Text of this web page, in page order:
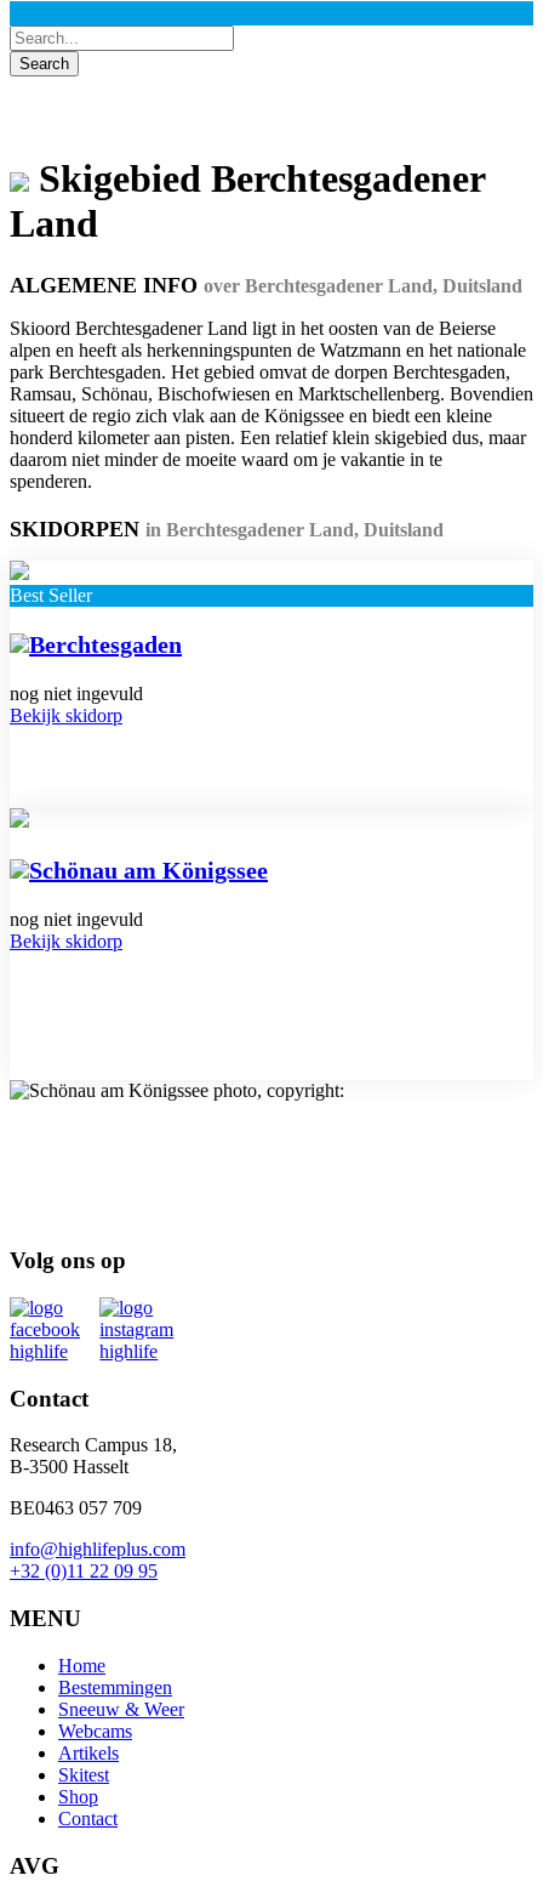
Skigebied Berchtesgadener
Land
ALGEMENE INFO over Berchtesgadener Land, Duitsland
Skioord Berchtesgadener Land ligt in het oosten van de Beierse
alpen en heeft als herkenningspunten de Watzmann en het nationale
park Berchtesgaden. Het gebied omvat de dorpen Berchtesgaden,
Ramsau, Schönau, Bischofwiesen en Marktschellenberg. Bovendien
situeert de regio zich vlak aan de Königssee en biedt een kleine
honderd kilometer aan pisten. Een relatief klein skigebied dus, maar
daarom niet minder de moeite waard om je vakantie in te
spenderen.
SKIDORPEN in Berchtesgadener Land, Duitsland
Best Seller
Berchtesgaden
nog niet ingevuld
Bekijk skidorp
Schönau am Königssee
nog niet ingevuld
Bekijk skidorp
Volg ons op
Contact
Research Campus 18,
B-3500 Hasselt
BE0463 057 709
info@highlifeplus.com
+32 (0)11 22 09 95
MENU
Home
Bestemmingen
Sneeuw & Weer
Webcams
Artikels
Skitest
Shop
Contact
AVG